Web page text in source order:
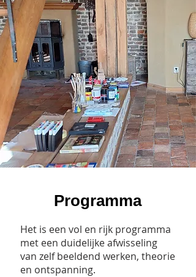
Programma
Het is een vol en rijk programma
met een duidelijke afwisseling
van zelf beeldend werken, theorie
en ontspanning.